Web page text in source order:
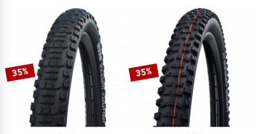
35% 35%